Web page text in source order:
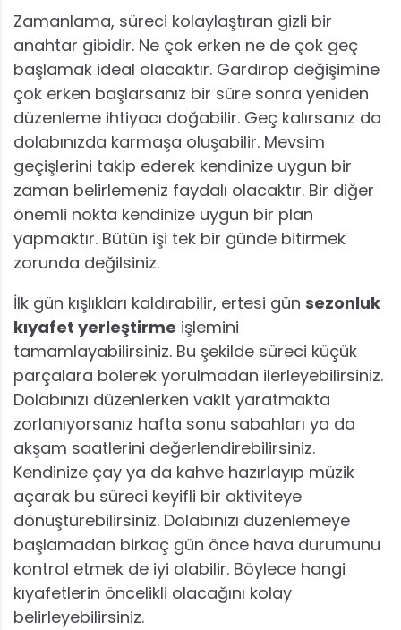
Zamanlama, süreci kolaylaştıran gizli bir
anahtar gibidir. Ne çok erken ne de çok geç
başlamak ideal olacaktır. Gardırop değişimine
çok erken başlarsanız bir süre sonra yeniden
düzenleme ihtiyacı doğabilir. Geç kalırsanız da
dolabınızda karmaşa oluşabilir. Mevsim
geçişlerini takip ederek kendinize uygun bir
zaman belirlemeniz faydalı olacaktır. Bir diğer
önemli nokta kendinize uygun bir plan
yapmaktır. Bütün işi tek bir günde bitirmek
zorunda değilsiniz.
İlk gün kışlıkları kaldırabilir, ertesi gün sezonluk
kıyafet yerleştirme işlemini
tamamlayabilirsiniz. Bu şekilde süreci küçük
parçalara bölerek yorulmadan ilerleyebilirsiniz.
Dolabınızı düzenlerken vakit yaratmakta
zorlanıyorsanız hafta sonu sabahları ya da
akşam saatlerini değerlendirebilirsiniz.
Kendinize çay ya da kahve hazırlayıp müzik
açarak bu süreci keyifli bir aktiviteye
dönüştürebilirsiniz. Dolabınızı düzenlemeye
başlamadan birkaç gün önce hava durumunu
kontrol etmek de iyi olabilir. Böylece hangi
kıyafetlerin öncelikli olacağını kolay
belirleyebilirsiniz.